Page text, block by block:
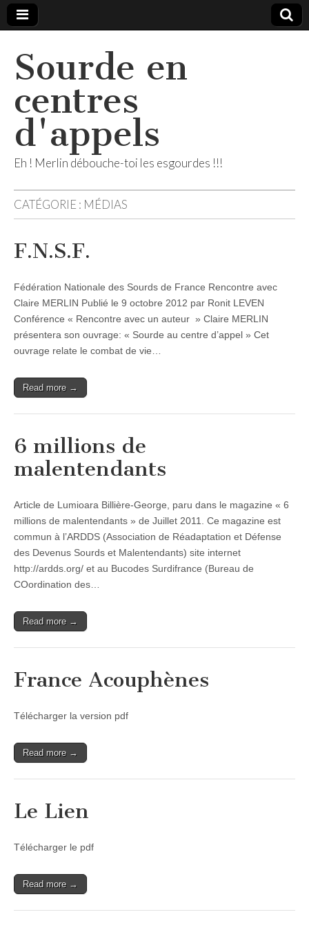
Sourde en
centres
d'appels
Eh ! Merlin débouche-toi les esgourdes !!!
CATÉGORIE : MÉDIAS
F.N.S.F.
Fédération Nationale des Sourds de France Rencontre avec
Claire MERLIN Publié le 9 octobre 2012 par Ronit LEVEN
Conférence « Rencontre avec un auteur » Claire MERLIN
présentera son ouvrage: « Sourde au centre d’appel » Cet
ouvrage relate le combat de vie…
Read more →
6 millions de
malentendants
Article de Lumioara Billière-George, paru dans le magazine « 6
millions de malentendants » de Juillet 2011. Ce magazine est
commun à l’ARDDS (Association de Réadaptation et Défense
des Devenus Sourds et Malentendants) site internet
http://ardds.org/ et au Bucodes Surdifrance (Bureau de
COordination des…
Read more →
France Acouphènes
Télécharger la version pdf
Read more →
Le Lien
Télécharger le pdf
Read more →